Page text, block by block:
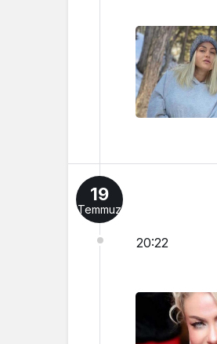
19
Temmuz
20:22